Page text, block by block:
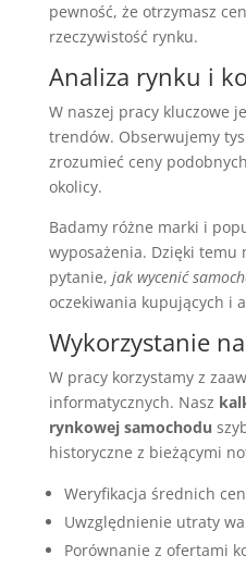
pewność, że otrzymasz
rzeczywistość rynku.
Analiza rynku i
W naszej pracy kluczowe
trendów. Obserwujemy
zrozumieć ceny
okolicy.
Badamy różne marki i
wyposażenia. Dzięki temu
pytanie, jak wycenić
oczekiwania kupujących i
Wykorzystanie
W pracy korzystamy z
informatycznych. Nasz
rynkowej samochodu
historyczne z bieżącymi
Weryfikacja średnich
Uwzględnienie utraty
Porównanie z ofertami